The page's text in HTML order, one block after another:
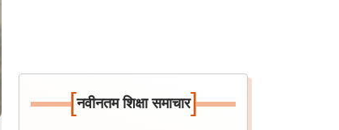
[नवीनतम शिक्षा समाचार]